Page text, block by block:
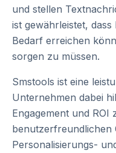
und stellen
ist gewährleistet,
Bedarf erreichen
sorgen zu müssen.
Smstools ist eine
Unternehmen dabei
Engagement und ROI
Personalisierungs-